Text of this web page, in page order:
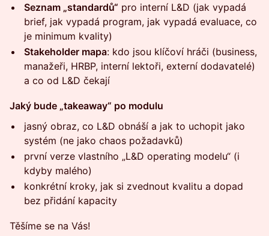
Seznam „standardů“ pro interní L&D (jak vypadá
brief, jak vypadá program, jak vypadá evaluace, co
je minimum kvality)
Stakeholder mapa: kdo jsou klíčoví hráči (business,
manažeři, HRBP, interní lektoři, externí dodavatelé)
a co od L&D čekají
Jaký bude „takeaway“ po modulu
jasný obraz, co L&D obnáší a jak to uchopit jako
systém (ne jako chaos požadavků)
první verze vlastního „L&D operating modelu“ (i
kdyby malého)
konkrétní kroky, jak si zvednout kvalitu a dopad
bez přidání kapacity
Těšíme se na Vás!